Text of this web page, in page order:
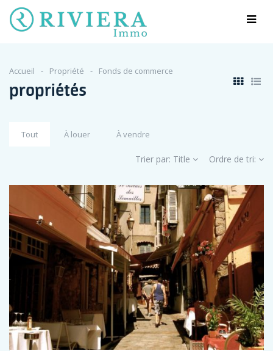
Accueil Propriété Fonds de commerce
propriétés
Tout À louer À vendre
Trier par: Title Ordre de tri: